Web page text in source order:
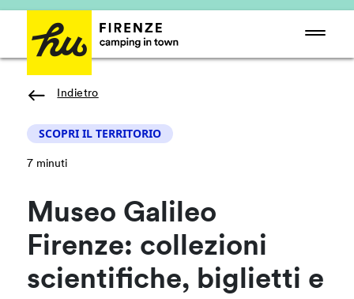
Indietro
SCOPRI IL TERRITORIO
7 minuti
Museo Galileo
Firenze: collezioni
scientifiche, biglietti e